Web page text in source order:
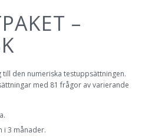
–
den numeriska testuppsättningen.
med 81 frågor av varierande
i 3 månader.